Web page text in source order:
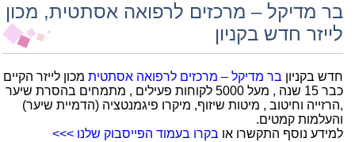
בר מדיקל – מרכזים לרפואה אסתטית, מכון
לייזר חדש בקניון
חדש בקניון בר מדיקל – מרכזים לרפואה אסתטית מכון לייזר הקיים
כבר 15 שנה , מעל 5000 לקוחות פעילים , מתמחים בהסרת שיער
,הרזייה וחיטוב , מיטות שיזוף, מיקרו פיגמנטציה (הדמיית שיער)
והעלמות קמטים.
למידע נוסף התקשרו או בקרו בעמוד הפייסבוק שלנו >>>